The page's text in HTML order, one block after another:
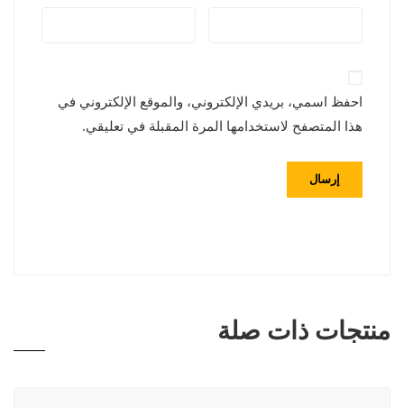
احفظ اسمي، بريدي الإلكتروني، والموقع الإلكتروني في
هذا المتصفح لاستخدامها المرة المقبلة في تعليقي.
منتجات ذات صلة